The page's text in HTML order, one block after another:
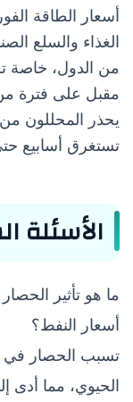
أسعار الطاقة
الغذاء والسلع
من الدول، خاصة
مقبل على فترة من
يحذر المحللون
تستغرق أسابيع
الأسئلة
ما هو تأثير
أسعار النفط؟
تسبب الحصار في
الحيوي، مما أدى